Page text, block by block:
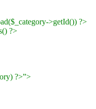
>getId()) ?>
?>
?>”>